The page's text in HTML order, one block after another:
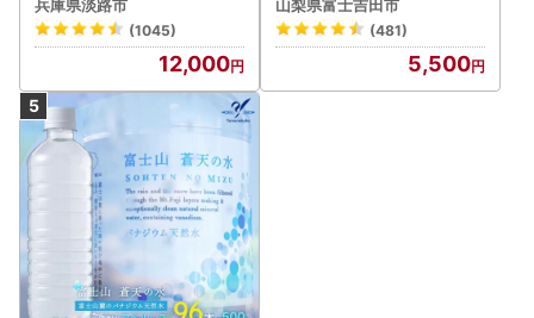
兵庫県淡路市
(1045)
12,000
トン】炭酸
山梨県富士吉田市
(481)
5,500